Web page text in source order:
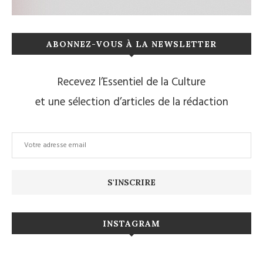
ABONNEZ-VOUS À LA NEWSLETTER
Recevez l’Essentiel de la Culture
et une sélection d’articles de la rédaction
INSTAGRAM